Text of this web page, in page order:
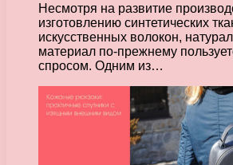
Несмотря на развитие
изготовлению синтетических
искусственных волокон,
материал по-прежнему
спросом. Одним из…